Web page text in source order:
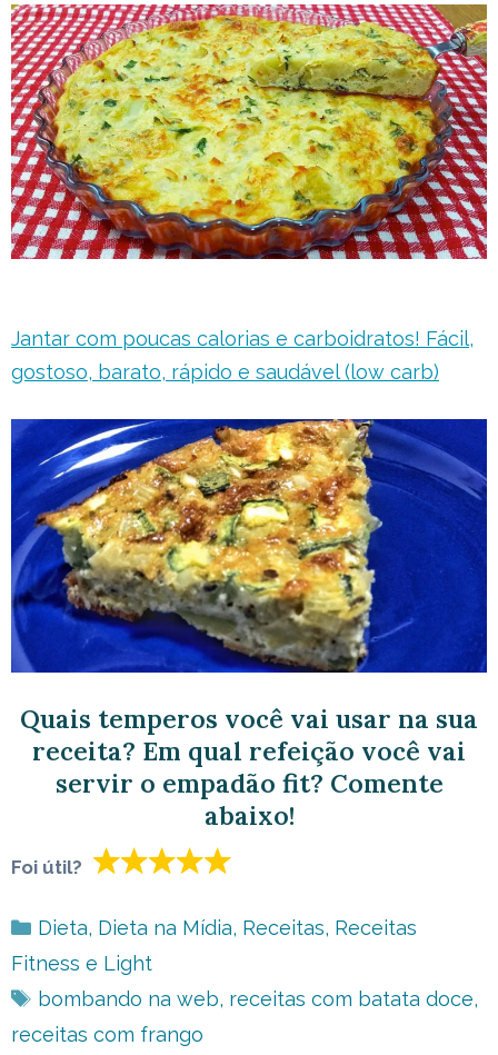
Jantar com poucas calorias e carboidratos! Fácil,
gostoso, barato, rápido e saudável (low carb)
Quais temperos você vai usar na sua
receita? Em qual refeição você vai
servir o empadão fit? Comente
abaixo!
Foi útil?
Categorias
Dieta, Dieta na Mídia, Receitas, Receitas
Fitness e Light
Tags
bombando na web, receitas com batata doce,
receitas com frango